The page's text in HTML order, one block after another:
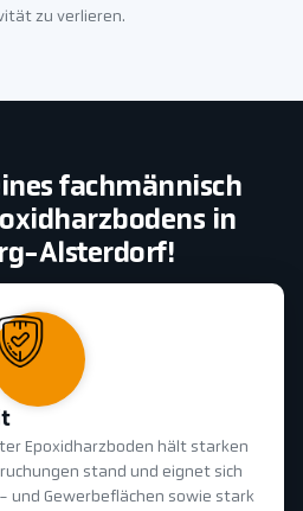
zu verlieren.
fachmännisch
in
Alsterdorf!
Epoxidharzboden hält starken
stand und eignet sich
und Gewerbeflächen sowie stark